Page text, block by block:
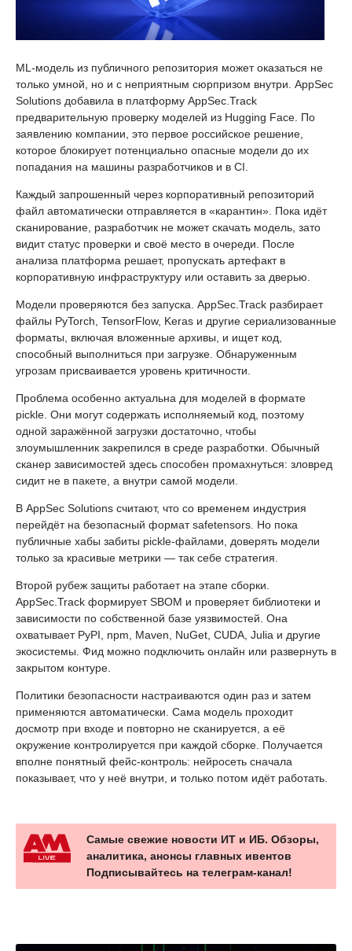
ML-модель из публичного репозитория может оказаться не
только умной, но и с неприятным сюрпризом внутри. AppSec
Solutions добавила в платформу AppSec.Track
предварительную проверку моделей из Hugging Face. По
заявлению компании, это первое российское решение,
которое блокирует потенциально опасные модели до их
попадания на машины разработчиков и в CI.
Каждый запрошенный через корпоративный репозиторий
файл автоматически отправляется в «карантин». Пока идёт
сканирование, разработчик не может скачать модель, зато
видит статус проверки и своё место в очереди. После
анализа платформа решает, пропускать артефакт в
корпоративную инфраструктуру или оставить за дверью.
Модели проверяются без запуска. AppSec.Track разбирает
файлы PyTorch, TensorFlow, Keras и другие сериализованные
форматы, включая вложенные архивы, и ищет код,
способный выполниться при загрузке. Обнаруженным
угрозам присваивается уровень критичности.
Проблема особенно актуальна для моделей в формате
pickle. Они могут содержать исполняемый код, поэтому
одной заражённой загрузки достаточно, чтобы
злоумышленник закрепился в среде разработки. Обычный
сканер зависимостей здесь способен промахнуться: зловред
сидит не в пакете, а внутри самой модели.
В AppSec Solutions считают, что со временем индустрия
перейдёт на безопасный формат safetensors. Но пока
публичные хабы забиты pickle-файлами, доверять модели
только за красивые метрики — так себе стратегия.
Второй рубеж защиты работает на этапе сборки.
AppSec.Track формирует SBOM и проверяет библиотеки и
зависимости по собственной базе уязвимостей. Она
охватывает PyPI, npm, Maven, NuGet, CUDA, Julia и другие
экосистемы. Фид можно подключить онлайн или развернуть в
закрытом контуре.
Политики безопасности настраиваются один раз и затем
применяются автоматически. Сама модель проходит
досмотр при входе и повторно не сканируется, а её
окружение контролируется при каждой сборке. Получается
вполне понятный фейс-контроль: нейросеть сначала
показывает, что у неё внутри, и только потом идёт работать.
Самые свежие новости ИТ и ИБ. Обзоры,
аналитика, анонсы главных ивентов
Подписывайтесь на телеграм-канал!